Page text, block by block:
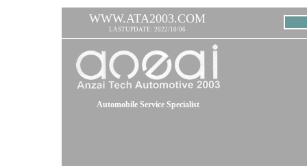
WWW.ATA2003.COM
LASTUPDATE: 2022/10/06
Automobile Service Specialist